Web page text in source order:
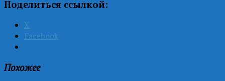
Поделиться ссылкой:
X
Facebook
Похожее